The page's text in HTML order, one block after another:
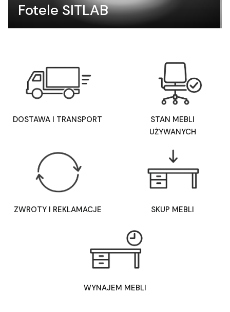
Fotele SITLAB
DOSTAWA I TRANSPORT
STAN MEBLI
UŻYWANYCH
ZWROTY I REKLAMACJE SKUP MEBLI
WYNAJEM MEBLI